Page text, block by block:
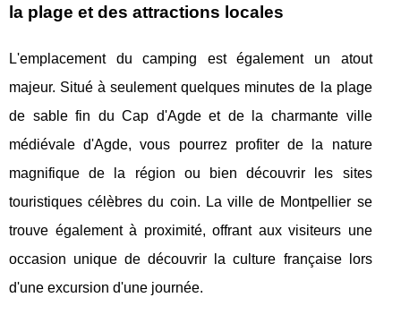
la plage et des attractions locales
L'emplacement du camping est également un atout
majeur. Situé à seulement quelques minutes de la plage
de sable fin du Cap d'Agde et de la charmante ville
médiévale d'Agde, vous pourrez profiter de la nature
magnifique de la région ou bien découvrir les sites
touristiques célèbres du coin. La ville de Montpellier se
trouve également à proximité, offrant aux visiteurs une
occasion unique de découvrir la culture française lors
d'une excursion d'une journée.